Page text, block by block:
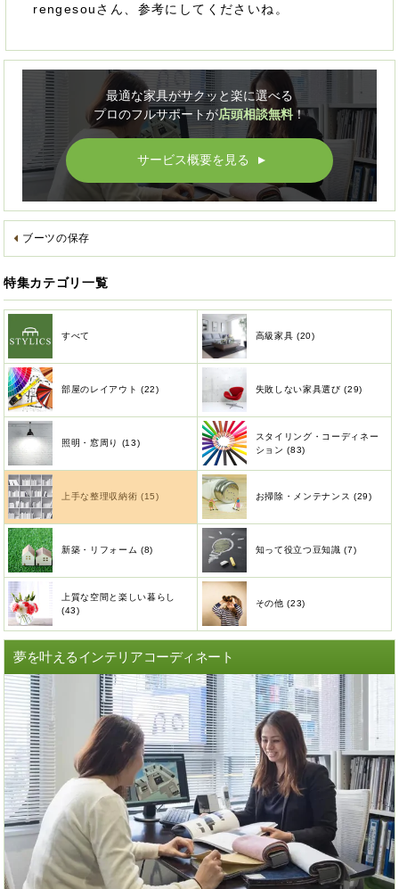
rengesouさん、参考にしてくださいね。
最適な家具がサクッと楽に選べる
プロのフルサポートが店頭相談無料！
サービス概要を見る ▲
ブーツの保存
特集カテゴリ一覧
すべて 高級家具 (20)
部屋のレイアウト (22) 失敗しない家具選び (29)
照明・窓周り (13)
スタイリング・コーディネー
ション (83)
上手な整理収納術 (15) お掃除・メンテナンス (29)
新築・リフォーム (8) 知って役立つ豆知識 (7)
上質な空間と楽しい暮らし
(43)
その他 (23)
夢を叶えるインテリアコーディネート